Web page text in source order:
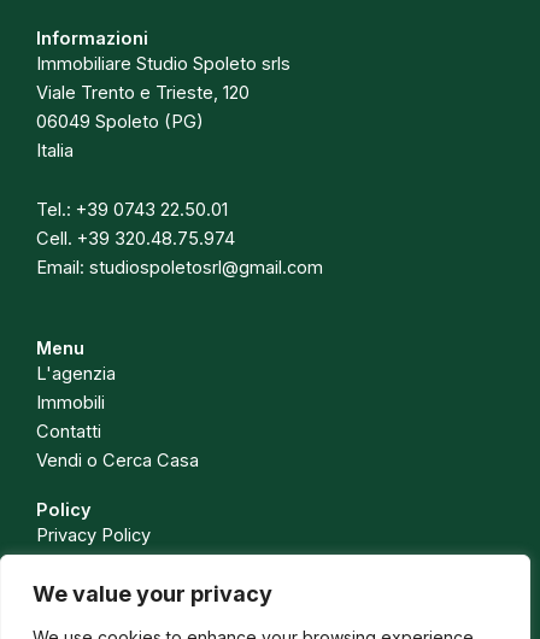
We value your privacy
Informazioni
Immobiliare Studio Spoleto srls
Viale Trento e Trieste, 120
06049 Spoleto (PG)
Italia
Tel.: +39 0743 22.50.01
Cell. +39 320.48.75.974
Email: studiospoletosrl@gmail.com
Menu
L'agenzia
Immobili
Contatti
Vendi o Cerca Casa
Policy
Privacy Policy
Isc. Ruolo Soc. 1443 CCIAA PG